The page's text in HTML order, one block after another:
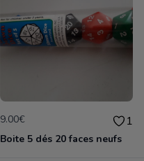
9.00€ 1
Boite 5 dés 20 faces neufs